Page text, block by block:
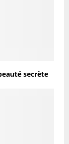
secrète